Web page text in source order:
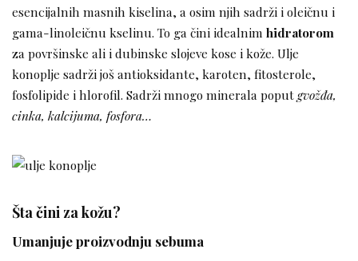
esencijalnih masnih kiselina, a osim njih sadrži i oleičnu i
gama-linoleičnu kselinu. To ga čini idealnim hidratorom
za površinske ali i dubinske slojeve kose i kože. Ulje
konoplje sadrži još antioksidante, karoten, fitosterole,
fosfolipide i hlorofil. Sadrži mnogo minerala poputgvožđa,
cinka, kalcijuma, fosfora…
Šta čini za kožu?
Umanjuje proizvodnju sebuma